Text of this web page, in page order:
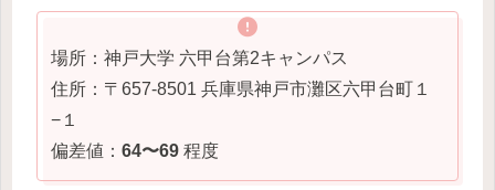
場所：神戸大学 六甲台第2キャンパス
住所：〒657-8501 兵庫県神戸市灘区六甲台町１
−１
偏差値： 64〜69 程度